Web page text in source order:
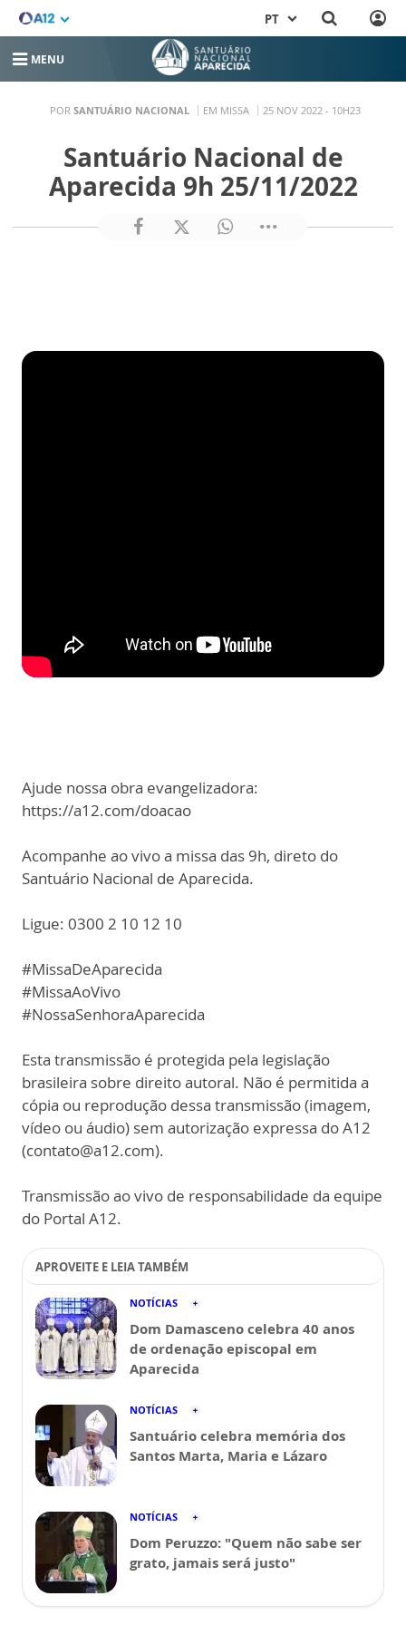
PT
MENU
POR SANTUÁRIO NACIONAL EM MISSA 25 NOV 2022 - 10H23
Santuário Nacional de
Aparecida 9h 25/11/2022
Ajude nossa obra evangelizadora:
https://a12.com/doacao
Acompanhe ao vivo a missa das 9h, direto do
Santuário Nacional de Aparecida.
Ligue: 0300 2 10 12 10
#MissaDeAparecida
#MissaAoVivo
#NossaSenhoraAparecida
Esta transmissão é protegida pela legislação
brasileira sobre direito autoral. Não é permitida a
cópia ou reprodução dessa transmissão (imagem,
vídeo ou áudio) sem autorização expressa do A12
(contato@a12.com).
Transmissão ao vivo de responsabilidade da equipe
do Portal A12.
APROVEITE E LEIA TAMBÉM
NOTÍCIAS
Dom Damasceno celebra 40 anos
de ordenação episcopal em
Aparecida
NOTÍCIAS
Santuário celebra memória dos
Santos Marta, Maria e Lázaro
NOTÍCIAS
Dom Peruzzo: "Quem não sabe ser
grato, jamais será justo"